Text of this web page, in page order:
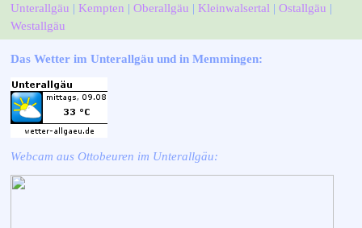
Unterallgäu | Kempten | Oberallgäu | Kleinwalsertal | Ostallgäu |
Westallgäu
Das Wetter im Unterallgäu und in Memmingen:
Webcam aus Ottobeuren im Unterallgäu: